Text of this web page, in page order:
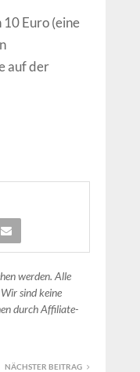
Euro (eine
auf der
werden. Alle
sind keine
durch Affiliate-
NÄCHSTER BEITRAG